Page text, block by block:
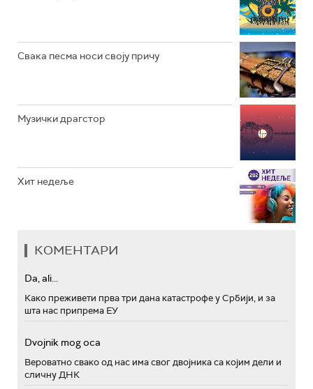
Свака песма носи своју причу
Музички драгстор
Хит недеље
КОМЕНТАРИ
Da, ali...
Како преживети прва три дана катастрофе у Србији, и за
шта нас припрема ЕУ
Dvojnik mog oca
Вероватно свако од нас има свог двојника са којим дели и
сличну ДНК